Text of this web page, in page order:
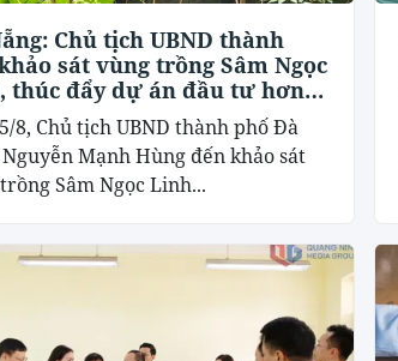
Chủ tịch UBND thành
sát vùng trồng Sâm Ngọc
thúc đẩy dự án đầu tư hơn
tỷ đồng
8, Chủ tịch UBND thành phố Đà
Mạnh Hùng đến khảo sát
Sâm Ngọc Linh...